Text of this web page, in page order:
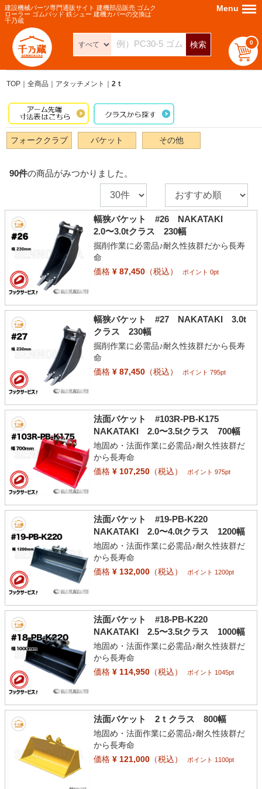
建設機械パーツ専門通販サイト 建機部品販売 ゴムク
ローラー ゴムパッド 鉄シュー 建機カバーの交換は
千乃蔵
検索 0
Menu Menu
TOP 全商品 アタッチメント 2ｔ
フォーククラブ バケット その他
90件の商品がみつかりました。
幅狭バケット #26 NAKATAKI
2.0〜3.0tクラス 230幅
掘削作業に必需品♪耐久性抜群だから長寿
命
価格¥ 87,450（税込） ポイント 0pt
幅狭バケット #27 NAKATAKI 3.0t
クラス 230幅
掘削作業に必需品♪耐久性抜群だから長寿
命
価格¥ 87,450（税込） ポイント 795pt
法面バケット #103R-PB-K175
NAKATAKI 2.0〜3.5tクラス 700幅
地固め・法面作業に必需品♪耐久性抜群だ
から長寿命
価格¥ 107,250（税込） ポイント 975pt
法面バケット #19-PB-K220
NAKATAKI 2.0〜4.0tクラス 1200幅
地固め・法面作業に必需品♪耐久性抜群だ
から長寿命
価格¥ 132,000（税込） ポイント 1200pt
法面バケット #18-PB-K220
NAKATAKI 2.5〜3.5tクラス 1000幅
地固め・法面作業に必需品♪耐久性抜群だ
から長寿命
価格¥ 114,950（税込） ポイント 1045pt
法面バケット 2ｔクラス 800幅
地固め・法面作業に必需品♪耐久性抜群だ
から長寿命
価格¥ 121,000（税込） ポイント 1100pt